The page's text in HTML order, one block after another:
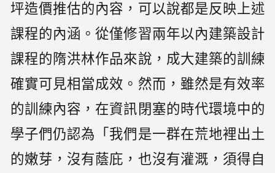
坪造價推估的內容，可以說都是反映上述
課程的內涵。從僅修習兩年以內建築設計
課程的隋洪林作品來說，成大建築的訓練
確實可見相當成效。然而，雖然是有效率
的訓練內容，在資訊閉塞的時代環境中的
學子們仍認為「我們是一群在荒地裡出土
的嫩芽，沒有蔭庇，也沒有灌溉，須得自